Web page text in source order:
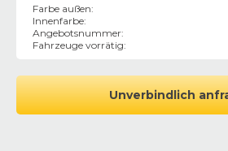
Farbe außen:
Innenfarbe:
Angebotsnummer:
Fahrzeuge vorrätig:
Unverbindlich